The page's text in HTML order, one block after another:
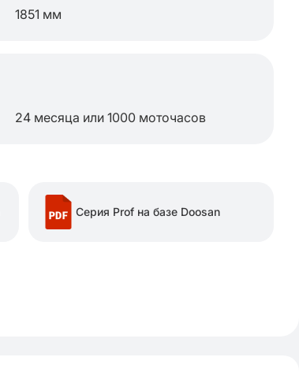
1851 мм
24 месяца или 1000 моточасов
Серия Prof на базе Doosan